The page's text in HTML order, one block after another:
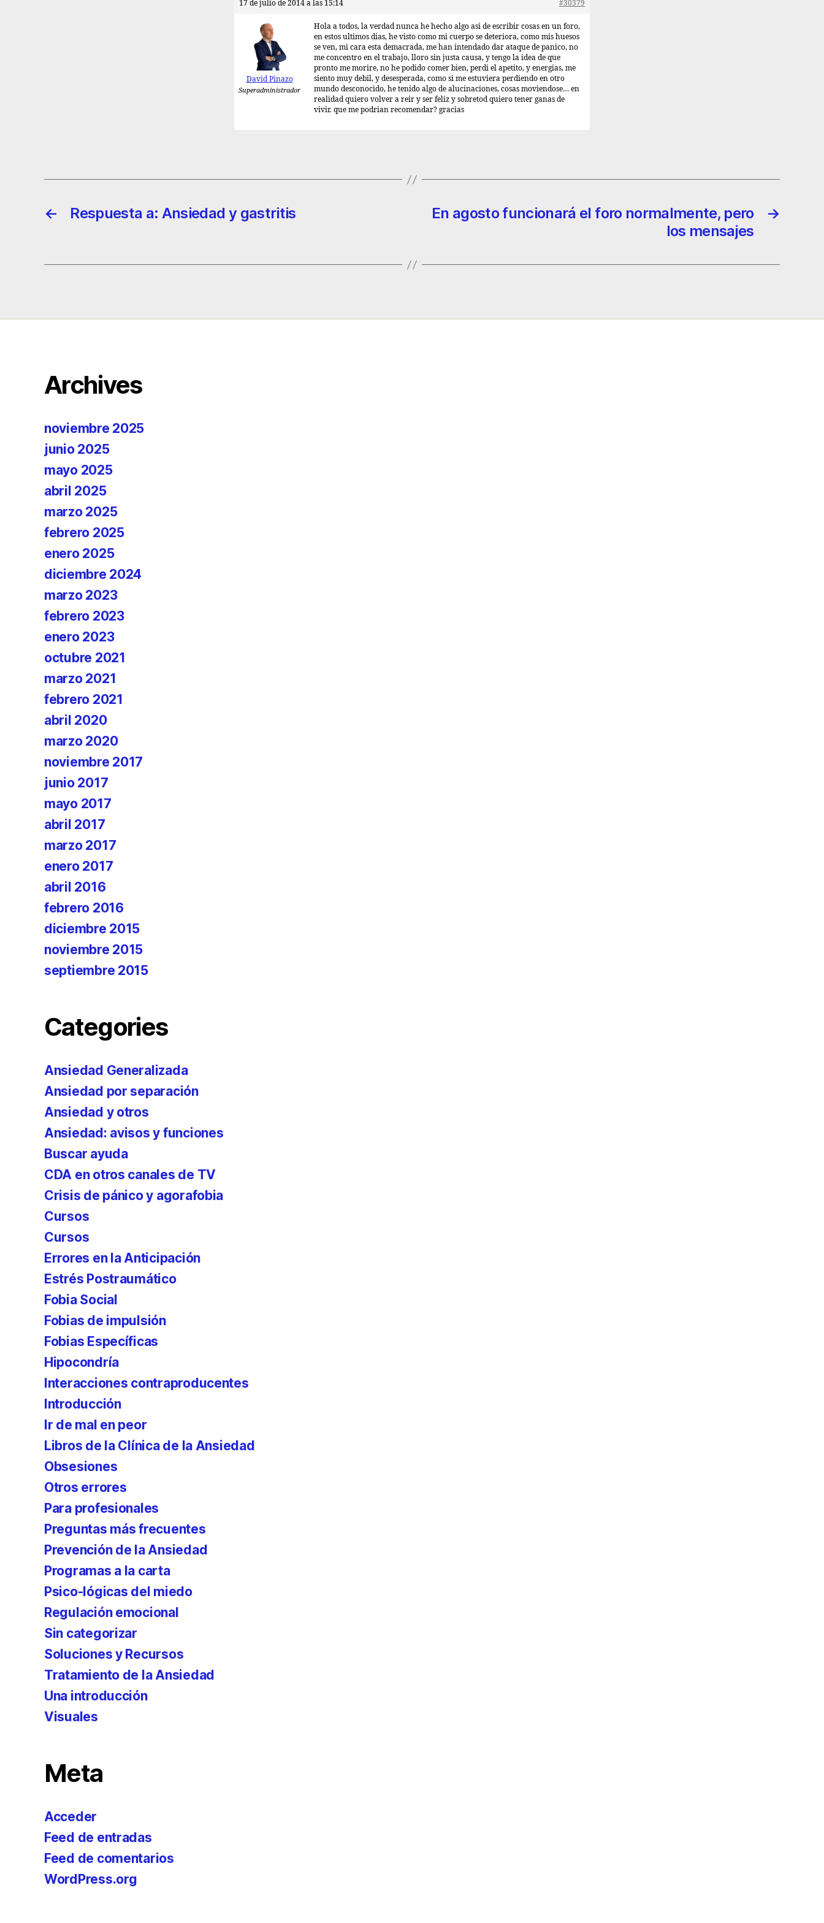
17 de julio de 2014 a las 15:14 #30379
David Pinazo
Superadministrador
Hola a todos, la verdad nunca he hecho algo asi de escribir cosas en un foro,
en estos ultimos dias, he visto como mi cuerpo se deteriora, como mis huesos
se ven, mi cara esta demacrada, me han intendado dar ataque de panico, no
me concentro en el trabajo, lloro sin justa causa, y tengo la idea de que
pronto me morire, no he podido comer bien, perdi el apetito, y energias, me
siento muy debil, y desesperada, como si me estuviera perdiendo en otro
mundo desconocido, he tenido algo de alucinaciones, cosas moviendose… en
realidad quiero volver a reir y ser feliz y sobretod quiero tener ganas de
vivir. que me podrian recomendar? gracias
← Respuesta a: Ansiedad y gastritis →
En agosto funcionará el foro normalmente, pero
los mensajes
Archives
noviembre 2025
junio 2025
mayo 2025
abril 2025
marzo 2025
febrero 2025
enero 2025
diciembre 2024
marzo 2023
febrero 2023
enero 2023
octubre 2021
marzo 2021
febrero 2021
abril 2020
marzo 2020
noviembre 2017
junio 2017
mayo 2017
abril 2017
marzo 2017
enero 2017
abril 2016
febrero 2016
diciembre 2015
noviembre 2015
septiembre 2015
Categories
Ansiedad Generalizada
Ansiedad por separación
Ansiedad y otros
Ansiedad: avisos y funciones
Buscar ayuda
CDA en otros canales de TV
Crisis de pánico y agorafobia
Cursos
Cursos
Errores en la Anticipación
Estrés Postraumático
Fobia Social
Fobias de impulsión
Fobias Específicas
Hipocondría
Interacciones contraproducentes
Introducción
Ir de mal en peor
Libros de la Clínica de la Ansiedad
Obsesiones
Otros errores
Para profesionales
Preguntas más frecuentes
Prevención de la Ansiedad
Programas a la carta
Psico-lógicas del miedo
Regulación emocional
Sin categorizar
Soluciones y Recursos
Tratamiento de la Ansiedad
Una introducción
Visuales
Meta
Acceder
Feed de entradas
Feed de comentarios
WordPress.org